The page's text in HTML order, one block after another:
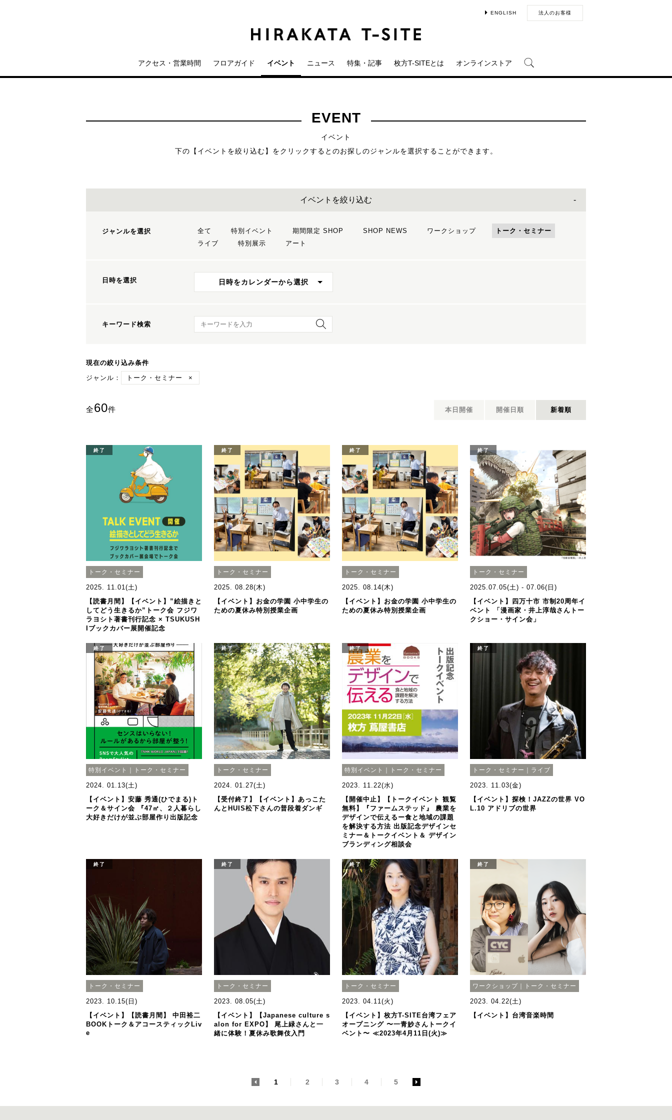
ENGLISH 法人のお客様
アクセス・営業時間 フロアガイド イベント ニュース 特集・記事 枚方T-SITEとは オンラインストア
EVENT
イベント
下の【イベントを絞り込む】をクリックするとのお探しのジャンルを選択することができます。
イベントを絞り込む
ジャンルを選択 全て 特別イベント 期間限定 SHOP SHOP NEWS ワークショップ
トーク・セミナー
ライブ
特別展示 アート
日時を選択 日時をカレンダーから選択
キーワード検索 キーワード検索
現在の絞り込み条件
ジャンル：
トーク・セミナー ×
全60件 本日開催 開催日順 新着順
終了
トーク・セミナー
2025. 11.01(土)
【読書月間】【イベント】”絵描きと
してどう生きるか”トーク会 フジワ
ラヨシト著書刊行記念 × TSUKUSH
Iブックカバー展開催記念
終了
トーク・セミナー
2025. 08.28(木)
【イベント】お金の学園 小中学生の
ための夏休み特別授業企画
終了
トーク・セミナー
2025. 08.14(木)
【イベント】お金の学園 小中学生の
ための夏休み特別授業企画
終了
トーク・セミナー
2025.07.05(土) - 07.06(日)
【イベント】四万十市 市制20周年イ
ベント 「漫画家・井上淳哉さんトー
クショー・サイン会」
終了
特別イベント｜トーク・セミナー
2024. 01.13(土)
【イベント】安藤 秀通(ひでまる)ト
ーク＆サイン会 『47㎡、２人暮らし
大好きだけが並ぶ部屋作り出版記念
終了
トーク・セミナー
2024. 01.27(土)
【受付終了】【イベント】あっこた
んとHUIS松下さんの普段着ダンギ
終了
特別イベント｜トーク・セミナー
2023. 11.22(水)
【開催中止】【トークイベント 観覧
無料】『ファームステッド』 農業を
デザインで伝えるー食と地域の課題
を解決する方法 出版記念デザインセ
ミナー＆トークイベント＆ デザイン
ブランディング相談会
終了
トーク・セミナー｜ライブ
2023. 11.03(金)
【イベント】探検！JAZZの世界 VO
L.10 アドリブの世界
終了
トーク・セミナー
2023. 10.15(日)
【イベント】【読書月間】 中田裕二
BOOKトーク＆アコースティックLiv
e
終了
トーク・セミナー
2023. 08.05(土)
【イベント】【Japanese culture s
alon for EXPO】 尾上緑さんと一
緒に体験！夏休み歌舞伎入門
終了
トーク・セミナー
2023. 04.11(火)
【イベント】枚方T-SITE台湾フェア
オープニング 〜一青妙さんトークイ
ベント〜 ≪2023年4月11日(火)≫
終了
ワークショップ｜トーク・セミナー
2023. 04.22(土)
【イベント】台湾音楽時間
1 2 3 4 5